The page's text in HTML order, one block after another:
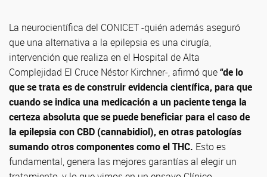
La neurocientífica del CONICET -quién además aseguró
que una alternativa a la epilepsia es una cirugía,
intervención que realiza en el Hospital de Alta
Complejidad El Cruce Néstor Kirchner-, afirmó que“de lo
que se trata es de construir evidencia científica, para que
cuando se indica una medicación a un paciente tenga la
certeza absoluta que se puede beneficiar para el caso de
la epilepsia con CBD (cannabidiol), en otras patologías
sumando otros componentes como el THC. Esto es
fundamental, genera las mejores garantías al elegir un